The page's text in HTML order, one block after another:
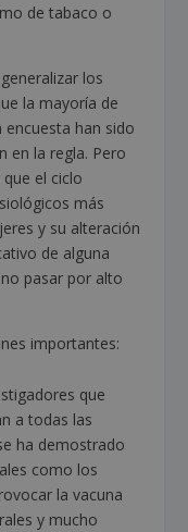
de tabaco o
los
la mayoría de
han sido
en la regla. Pero
el ciclo
más
y su alteración
de alguna
pasar por alto
importantes:
que
a todas las
ha demostrado
como los
la vacuna
y mucho